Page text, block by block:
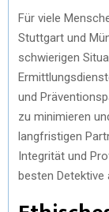
Für viele
Stuttgart und
schwierigen
und
zu minimieren
langfristigen
Integrität und
besten Detektive